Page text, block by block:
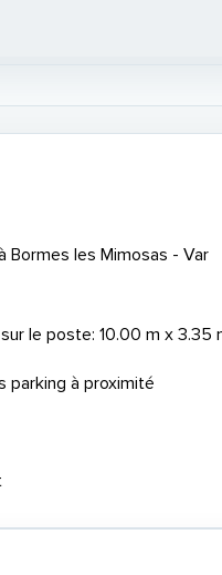
Bormes les Mimosas - Var
le poste: 10.00 m x 3.35
parking à proximité